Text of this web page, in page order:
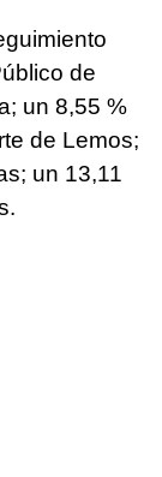
de
un 8,55 %
de Lemos;
un 13,11